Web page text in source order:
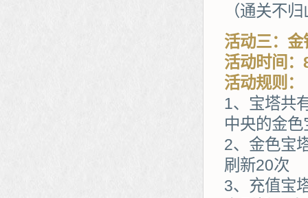
（通关不
活动三：金
活动时间
活动规则：
1、宝塔共
中央的金
2、金色宝
刷新20次
3、充值宝